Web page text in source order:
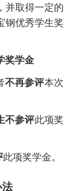
并取得一定的
钢优秀学生奖
奖学金
不再参评本次
不参评此项奖
此项奖学金。